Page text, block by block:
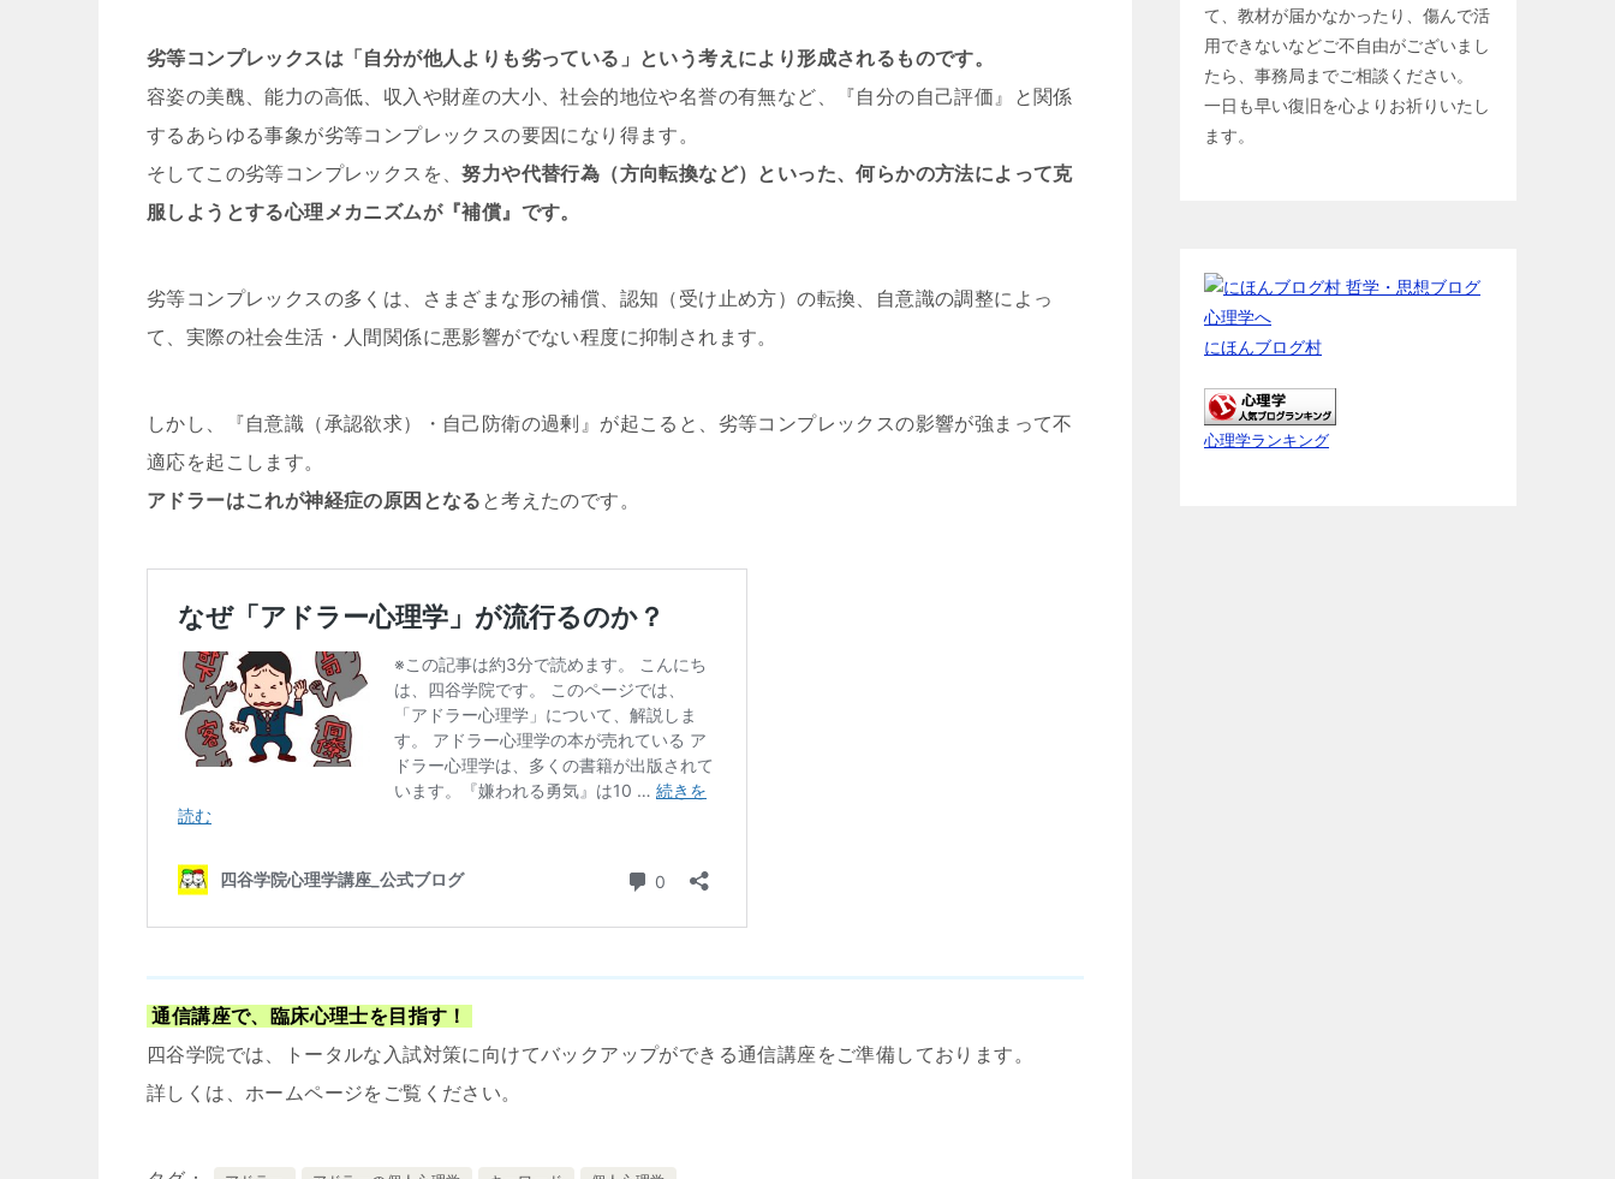
劣等コンプレックスは「自分が他人よりも劣っている」という考えにより形成されるものです。
容姿の美醜、能力の高低、収入や財産の大小、社会的地位や名誉の有無など、『自分の自己評価』と関係
するあらゆる事象が劣等コンプレックスの要因になり得ます。
そしてこの劣等コンプレックスを、努力や代替行為（方向転換など）といった、何らかの方法によって克
服しようとする心理メカニズムが『補償』です。
劣等コンプレックスの多くは、さまざまな形の補償、認知（受け止め方）の転換、自意識の調整によっ
て、実際の社会生活・人間関係に悪影響がでない程度に抑制されます。
しかし、『自意識（承認欲求）・自己防衛の過剰』が起こると、劣等コンプレックスの影響が強まって不
適応を起こします。
アドラーはこれが神経症の原因となる と考えたのです。
通信講座で、臨床心理士を目指す！
四谷学院では、トータルな入試対策に向けてバックアップができる通信講座をご準備しております。
詳しくは、ホームページをご覧ください。
て、教材が届かなかったり、傷んで活
用できないなどご不自由がございまし
たら、事務局までご相談ください。
一日も早い復旧を心よりお祈りいたし
ます。
にほんブログ村
心理学ランキング